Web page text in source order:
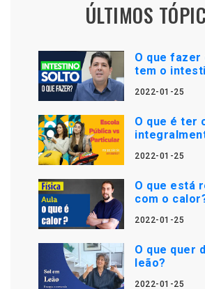
ÚLTIMOS
O que fazer
tem o
2022-01-25
O que é ter
2022-01-25
O que está
com o
2022-01-25
O que quer
leão?
2022-01-25